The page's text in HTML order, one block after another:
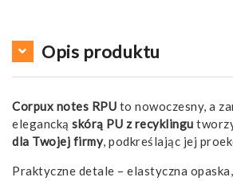
Opis produktu
Corpux notes RPU to nowoczesny, a
elegancką skórą PU z recyklingu
dla Twojej firmy, podkreślając jej
Praktyczne detale – elastyczna